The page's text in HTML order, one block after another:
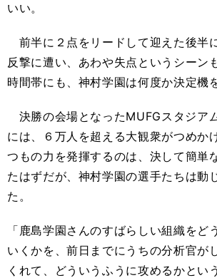
いい。
前半に２点をリードして迎えた後半
反撃に遭い、あわや失点というシーン
時間帯にも、神村学園は何度か決定機
決勝の会場となったMUFGスタジア
には、６万人を超える大観衆がつめか
つもの力を発揮するのは、決して簡単
たはずだが、神村学園の選手たちは動
た。
「鹿島学園さんのすばらしい組織をど
いくかを、前日までにうちの分析官が
くれて、どういうふうに攻めるかとい